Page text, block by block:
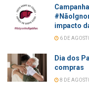
impacto
6 DE
Dia dos
compras
8 DE